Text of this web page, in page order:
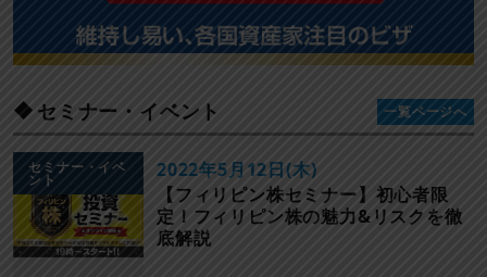
セミナー・イベント
セミナー・イベ
ント
【フィリピン株セミナー】初心者限
定！フィリピン株の魅力&リスクを徹
底解説
2022年5月12日(木)
一覧ページへ